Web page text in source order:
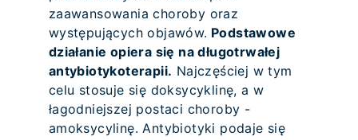
zaawansowania choroby oraz
występujących objawów. Podstawowe
działanie opiera się na długotrwałej
antybiotykoterapii. Najczęściej w tym
celu stosuje się doksycyklinę, a w
łagodniejszej postaci choroby -
amoksycylinę. Antybiotyki podaje się